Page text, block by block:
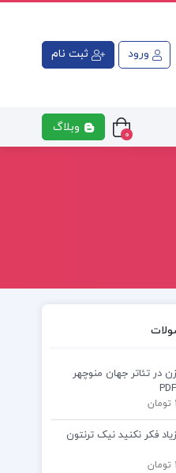
ورود ثبت نام
0 وبلاگ
در تئاتر جهان منوچهر
فکر نکنید نیک ترنتون